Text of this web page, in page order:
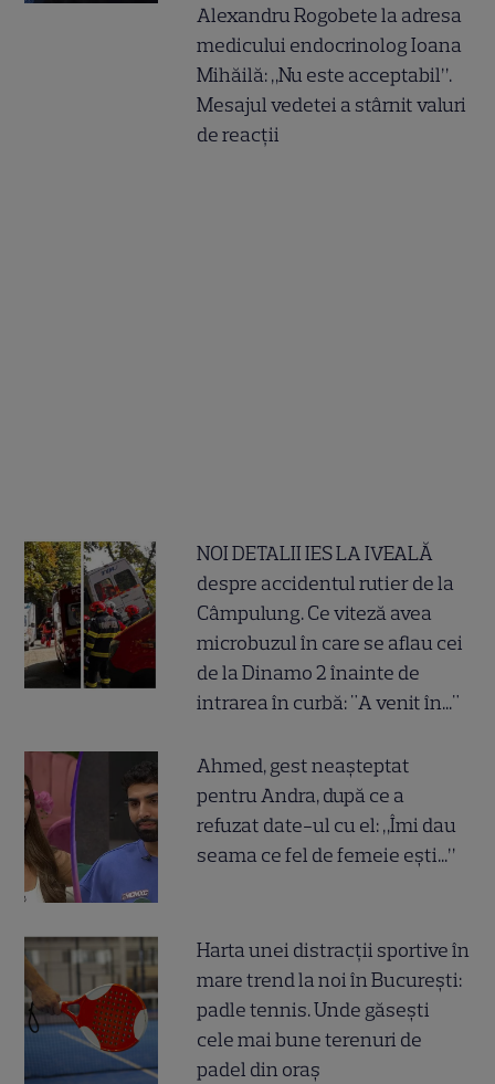
Alexandru Rogobete la adresa
medicului endocrinolog Ioana
Mihăilă: „Nu este acceptabil”.
Mesajul vedetei a stârnit valuri
de reacții
NOI DETALII IES LA IVEALĂ
despre accidentul rutier de la
Câmpulung. Ce viteză avea
microbuzul în care se aflau cei
de la Dinamo 2 înainte de
intrarea în curbă: "A venit în..."
Ahmed, gest neașteptat
pentru Andra, după ce a
refuzat date-ul cu el: „Îmi dau
seama ce fel de femeie ești...”
Harta unei distracții sportive în
mare trend la noi în București:
padle tennis. Unde găsești
cele mai bune terenuri de
padel din oraș